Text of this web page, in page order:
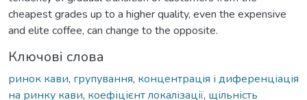
cheapest grades up to a higher quality, even the expensive
and elite coffee, can change to the opposite.
Ключові слова
ринок кави, групування, концентрація і диференціація
на ринку кави, коефіцієнт локалізації, щільність